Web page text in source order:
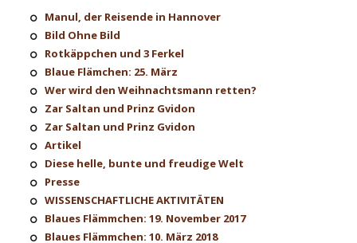
Manul, der Reisende in Hannover
Bild Ohne Bild
Rotkäppchen und 3 Ferkel
Blaue Flämchen: 25. März
Wer wird den Weihnachtsmann retten?
Zar Saltan und Prinz Gvidon
Zar Saltan und Prinz Gvidon
Artikel
Diese helle, bunte und freudige Welt
Presse
WISSENSCHAFTLICHE AKTIVITÄTEN
Blaues Flämmchen: 19. November 2017
Blaues Flämmchen: 10. März 2018